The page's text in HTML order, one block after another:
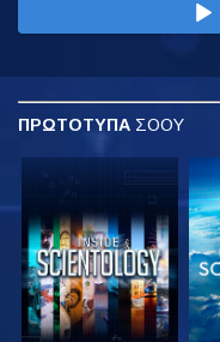
ΠΡΩΤΟΤΥΠΑ ΣΟΟΥ